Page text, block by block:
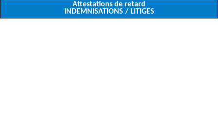
Attestations de retard
INDEMNISATIONS / LITIGES